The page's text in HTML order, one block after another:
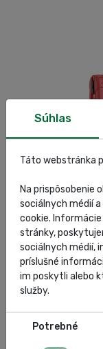
Súhlas
Táto webstránka
Na prispôsobenie
sociálnych médií
cookie.
stránky,
sociálnych médií,
príslušné
im poskytli alebo
služby.
Potrebné